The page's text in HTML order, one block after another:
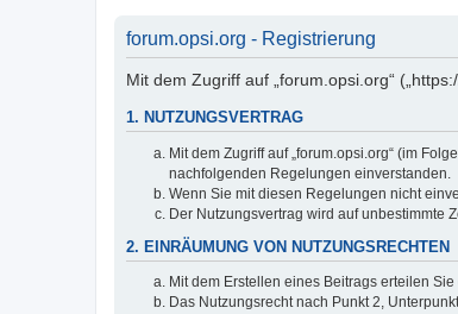
forum.opsi.org - Registrierung
Mit dem Zugriff auf „forum.opsi.org“
1. NUTZUNGSVERTRAG
Mit dem Zugriff auf „forum.opsi.org“ (im
nachfolgenden Regelungen einverstanden.
Wenn Sie mit diesen Regelungen nicht
Der Nutzungsvertrag wird auf unbestimmte
2. EINRÄUMUNG VON NUTZUNGSRECHTEN
Mit dem Erstellen eines Beitrags erteilen
Das Nutzungsrecht nach Punkt 2,